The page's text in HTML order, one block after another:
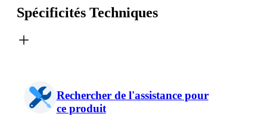
Spécificités Techniques
Rechercher de l'assistance pour
ce produit